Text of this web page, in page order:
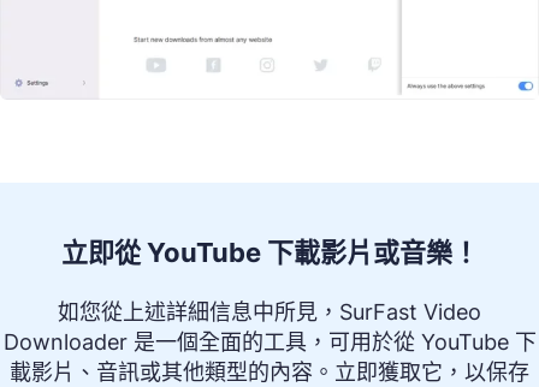
立即從 YouTube 下載影片或音樂！
如您從上述詳細信息中所見，SurFast Video
Downloader 是一個全面的工具，可用於從 YouTube 下
載影片、音訊或其他類型的內容。立即獲取它，以保存